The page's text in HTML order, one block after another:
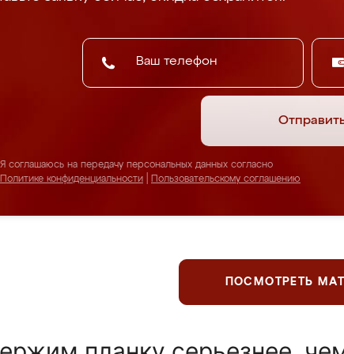
Я соглашаюсь на передачу персональных данных согласно
Политике конфиденциальности
Пользовательскому соглашению
ПОСМОТРЕТЬ